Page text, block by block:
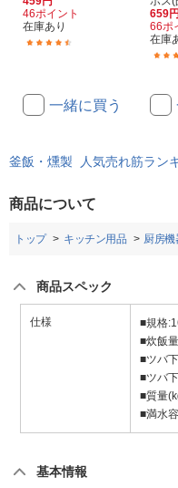
46ポイント
在庫あり
一緒に買う
659円
66ポ
在庫
釜飯・燻製 人気売れ筋ラン
商品について
トップ キッチン用品 厨房機
商品スペック
仕様
■規格
■炊飯
■ツバ
■ツバ
■質量
■満水
基本情報